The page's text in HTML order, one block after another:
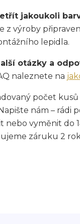
jakoukoli
z výroby
lepidla.
otázky a
naleznete na
počet
nám – rádi
nebo vyměnit do
záruku 2